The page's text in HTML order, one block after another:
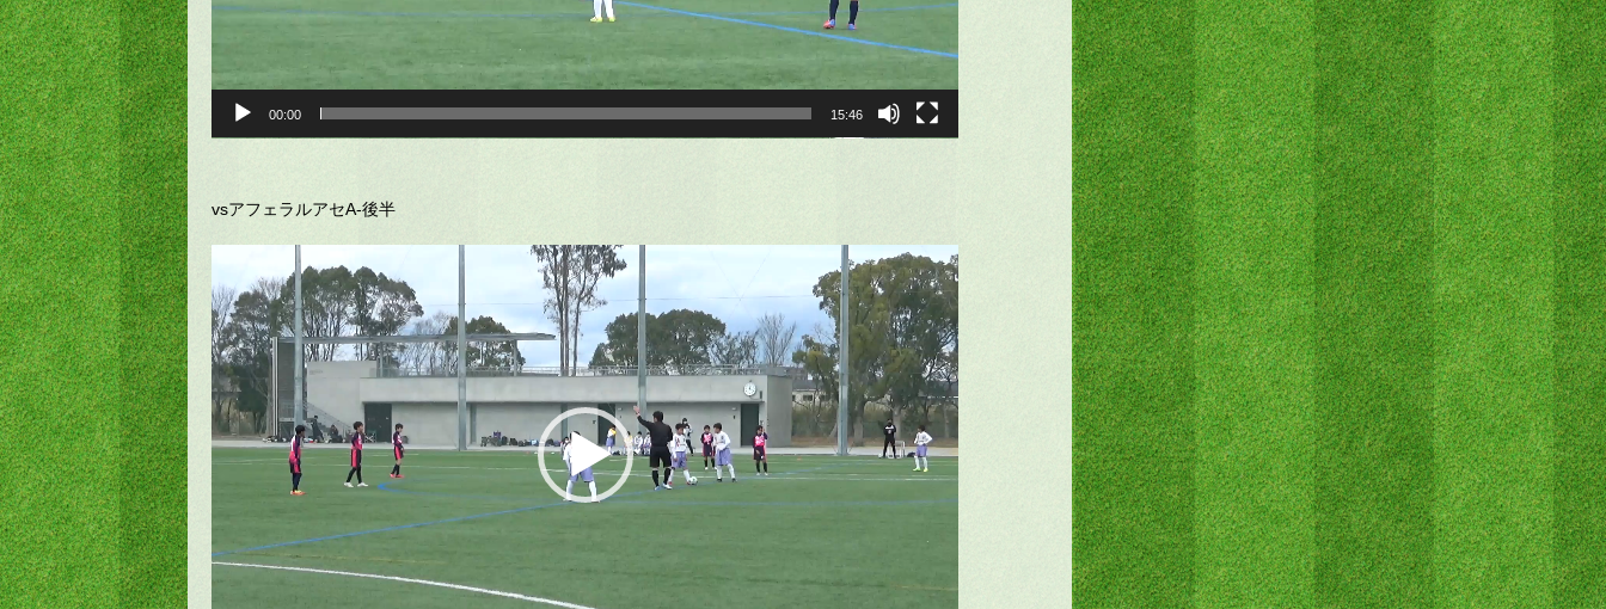
00:00 15:46
vsアフェラルアセA-後半
画
プ
レ
ー
ヤ
ー